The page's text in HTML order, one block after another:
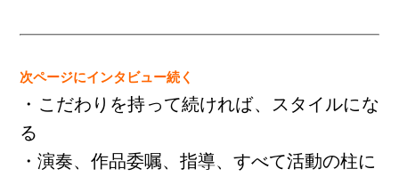
次ページにインタビュー続く
・こだわりを持って続ければ、スタイルにな
る
・演奏、作品委嘱、指導、すべて活動の柱に